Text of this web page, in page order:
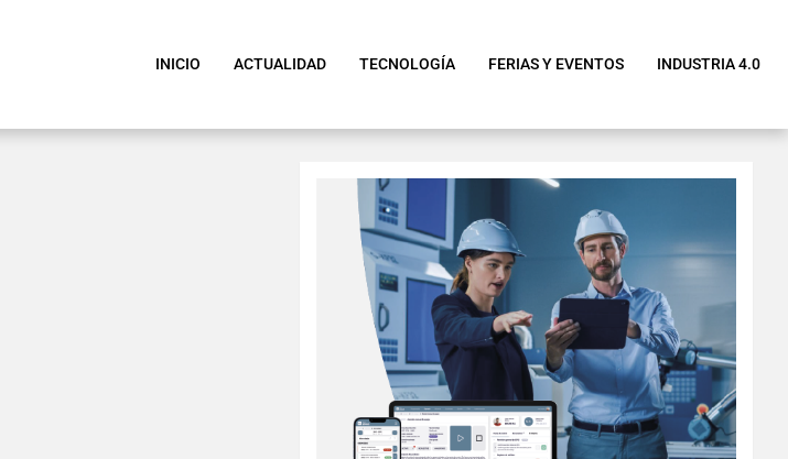
INICIO ACTUALIDAD TECNOLOGÍA FERIAS Y EVENTOS INDUSTRIA 4.0